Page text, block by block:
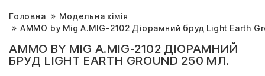
Головна
Модельна хімія
AMMO by Mig A.MIG-2102 Діорамний бруд Light Earth
AMMO BY MIG A.MIG-2102 ДІОРАМНИЙ
БРУД LIGHT EARTH GROUND 250 МЛ.